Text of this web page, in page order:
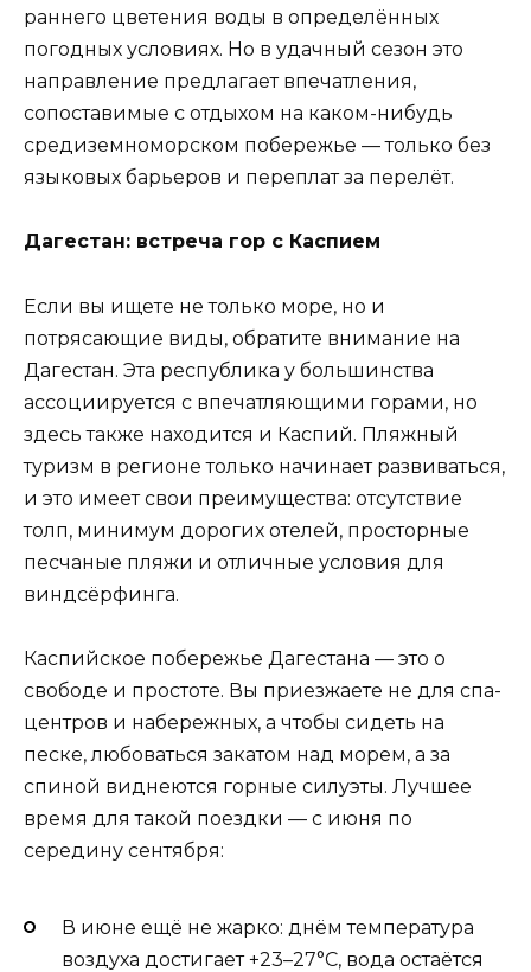
раннего цветения воды в определённых
погодных условиях. Но в удачный сезон это
направление предлагает впечатления,
сопоставимые с отдыхом на каком-нибудь
средиземноморском побережье — только без
языковых барьеров и переплат за перелёт.
Дагестан: встреча гор с Каспием
Если вы ищете не только море, но и
потрясающие виды, обратите внимание на
Дагестан. Эта республика у большинства
ассоциируется с впечатляющими горами, но
здесь также находится и Каспий. Пляжный
туризм в регионе только начинает развиваться,
и это имеет свои преимущества: отсутствие
толп, минимум дорогих отелей, просторные
песчаные пляжи и отличные условия для
виндсёрфинга.
Каспийское побережье Дагестана — это о
свободе и простоте. Вы приезжаете не для спа-
центров и набережных, а чтобы сидеть на
песке, любоваться закатом над морем, а за
спиной виднеются горные силуэты. Лучшее
время для такой поездки — с июня по
середину сентября:
В июне ещё не жарко: днём температура
воздуха достигает +23–27°C, вода остаётся